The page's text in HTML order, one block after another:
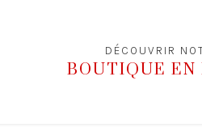
DÉCOUVRIR
BOUTIQUE EN